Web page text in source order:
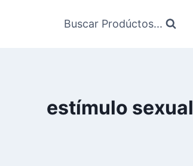
Buscar Prodúctos...
estímulo sexual